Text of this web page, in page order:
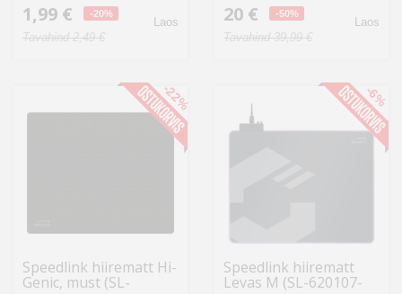
1,99 € -20%
Tavahind 2,49 €
Laos 20 € -50%
Tavahind 39,99 €
Laos
Speedlink hiirematt Hi-
Genic, must (SL-
-22%
Speedlink hiirematt
Levas M (SL-620107-
-6%